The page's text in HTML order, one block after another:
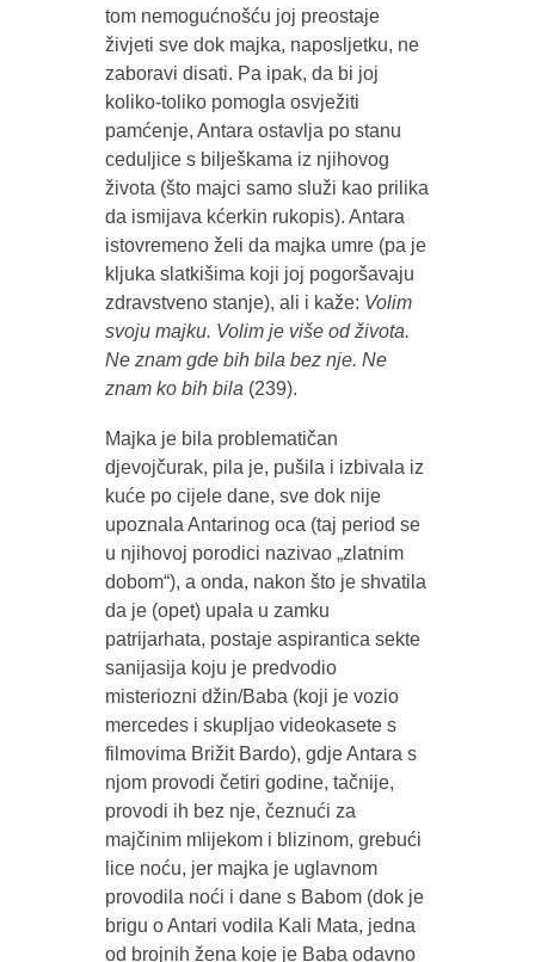
tom nemogućnošću joj preostaje
živjeti sve dok majka, naposljetku, ne
zaboravi disati. Pa ipak, da bi joj
koliko-toliko pomogla osvježiti
pamćenje, Antara ostavlja po stanu
ceduljice s bilješkama iz njihovog
života (što majci samo služi kao prilika
da ismijava kćerkin rukopis). Antara
istovremeno želi da majka umre (pa je
kljuka slatkišima koji joj pogoršavaju
zdravstveno stanje), ali i kaže: Volim
svoju majku. Volim je više od života.
Ne znam gde bih bila bez nje. Ne
znam ko bih bila(239).
Majka je bila problematičan
djevojčurak, pila je, pušila i izbivala iz
kuće po cijele dane, sve dok nije
upoznala Antarinog oca (taj period se
u njihovoj porodici nazivao „zlatnim
dobom“), a onda, nakon što je shvatila
da je (opet) upala u zamku
patrijarhata, postaje aspirantica sekte
sanijasija koju je predvodio
misteriozni džin/Baba (koji je vozio
mercedes i skupljao videokasete s
filmovima Brižit Bardo), gdje Antara s
njom provodi četiri godine, tačnije,
provodi ih bez nje, čeznući za
majčinim mlijekom i blizinom, grebući
lice noću, jer majka je uglavnom
provodila noći i dane s Babom (dok je
brigu o Antari vodila Kali Mata, jedna
od brojnih žena koje je Baba odavno